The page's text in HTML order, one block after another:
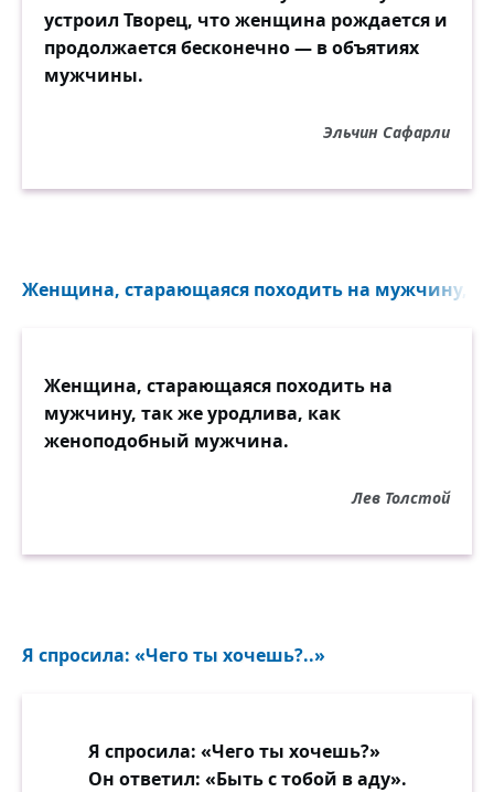
устроил Творец, что женщина рождается и
продолжается бесконечно — в объятиях
мужчины.
Эльчин Сафарли
Женщина, старающаяся походить на мужчину,
Женщина, старающаяся походить на
мужчину, так же уродлива, как
женоподобный мужчина.
Лев Толстой
Я спросила: «Чего ты хочешь?..»
Я спросила: «Чего ты хочешь?»
Он ответил: «Быть с тобой в аду».